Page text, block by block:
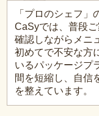
「プロのシェフ」
CaSyでは、普段
確認しながらメニ
初めてで不安な方
いるパッケージプ
間を短縮し、自信
を整えています。